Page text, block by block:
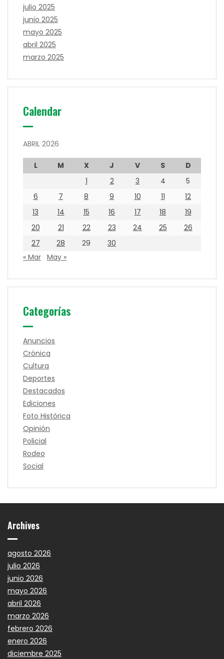
julio 2025
junio 2025
mayo 2025
abril 2025
marzo 2025
Calendar
ABRIL 2026
L M X J V S
D
1
2 3 4
5
6
7 8 9 10 11
12
13
14 15 16 17 18
19
20
21 22 23 24 25
26
27
28 29
30
« Mar May »
Categorías
Anuncios
Crónica
Cultura
Deportes
Destacados
Ediciones
Foto Histórica
Opinión
Policial
Rodeo
Social
Archives
agosto 2026
julio 2026
junio 2026
mayo 2026
abril 2026
marzo 2026
febrero 2026
enero 2026
diciembre 2025